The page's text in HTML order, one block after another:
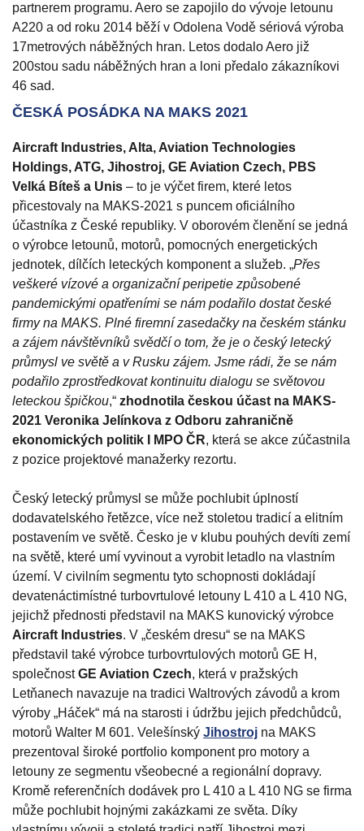
partnerem programu. Aero se zapojilo do vývoje letounu
A220 a od roku 2014 běží v Odolena Vodě sériová výroba
17metrových náběžných hran. Letos dodalo Aero již
200stou sadu náběžných hran a loni předalo zákazníkovi
46 sad.
ČESKÁ POSÁDKA NA MAKS 2021
Aircraft Industries, Alta, Aviation Technologies
Holdings, ATG, Jihostroj, GE Aviation Czech, PBS
Velká Bíteš a Unis – to je výčet firem, které letos
přicestovaly na MAKS-2021 s puncem oficiálního
účastníka z České republiky. V oborovém členění se jedná
o výrobce letounů, motorů, pomocných energetických
jednotek, dílčích leteckých komponent a služeb. „Přes
veškeré vízové a organizační peripetie způsobené
pandemickými opatřeními se nám podařilo dostat české
firmy na MAKS. Plné firemní zasedačky na českém stánku
a zájem návštěvníků svědčí o tom, že je o český letecký
průmysl ve světě a v Rusku zájem. Jsme rádi, že se nám
podařilo zprostředkovat kontinuitu dialogu se světovou
leteckou špičkou,“ zhodnotila českou účast na MAKS-
2021 Veronika Jelínkova z Odboru zahraničně
ekonomických politik I MPO ČR, která se akce zúčastnila
z pozice projektové manažerky rezortu.
Český letecký průmysl se může pochlubit úplností
dodavatelského řetězce, více než stoletou tradicí a elitním
postavením ve světě. Česko je v klubu pouhých devíti zemí
na světě, které umí vyvinout a vyrobit letadlo na vlastním
území. V civilním segmentu tyto schopnosti dokládají
devatenáctimístné turbovrtulové letouny L 410 a L 410 NG,
jejichž přednosti představil na MAKS kunovický výrobce
Aircraft Industries. V „českém dresu“ se na MAKS
představil také výrobce turbovrtulových motorů GE H,
společnostGE Aviation Czech, která v pražských
Letňanech navazuje na tradici Waltrových závodů a krom
výroby „Háček“ má na starosti i údržbu jejich předchůdců,
motorů Walter M 601. Velešínský Jihostroj na MAKS
prezentoval široké portfolio komponent pro motory a
letouny ze segmentu všeobecné a regionální dopravy.
Kromě referenčních dodávek pro L 410 a L 410 NG se firma
může pochlubit hojnými zakázkami ze světa. Díky